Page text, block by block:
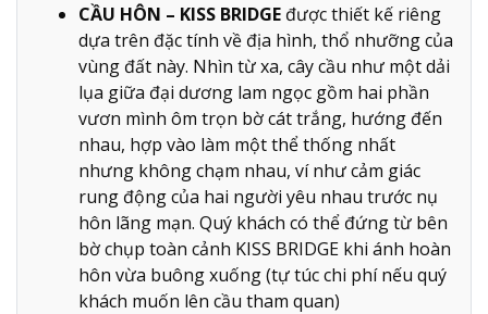
CẦU HÔN – KISS BRIDGE được thiết kế riêng
dựa trên đặc tính về địa hình, thổ nhưỡng của
vùng đất này. Nhìn từ xa, cây cầu như một dải
lụa giữa đại dương lam ngọc gồm hai phần
vươn mình ôm trọn bờ cát trắng, hướng đến
nhau, hợp vào làm một thể thống nhất
nhưng không chạm nhau, ví như cảm giác
rung động của hai người yêu nhau trước nụ
hôn lãng mạn. Quý khách có thể đứng từ bên
bờ chụp toàn cảnh KISS BRIDGE khi ánh hoàn
hôn vừa buông xuống (tự túc chi phí nếu quý
khách muốn lên cầu tham quan)